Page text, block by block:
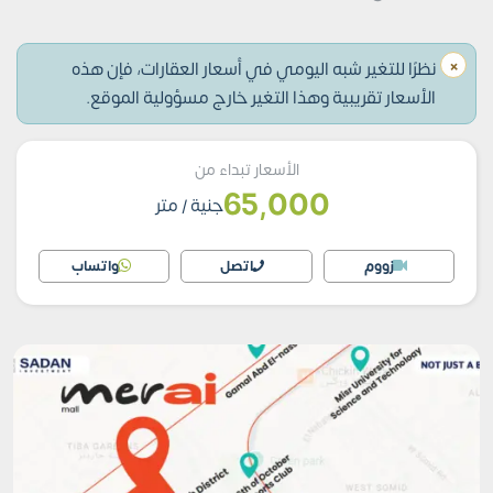
× نظرًا للتغير شبه اليومي في أسعار العقارات، فإن هذه
الأسعار تقريبية وهذا التغير خارج مسؤولية الموقع.
الأسعار تبداء من
65,000جنية/ متر
زووم اتصل واتساب